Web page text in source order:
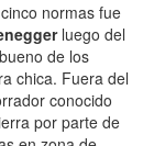
normas fue
luego del
de los
chica. Fuera del
conocido
por parte de